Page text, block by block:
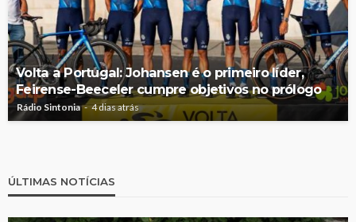
Volta a Portugal: Johansen é o primeiro líder,
Feirense-Beeceler cumpre objetivos no prólogo
Rádio Sintonia 4 dias atrás
ÚLTIMAS NOTÍCIAS